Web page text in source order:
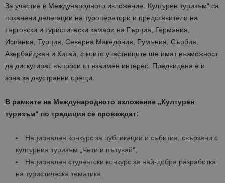
За участие в Международното изложение „Културен туризъм“ са
поканени делегации на туроператори и представители на
търговски и туристически камари на Гърция, Германия,
Испания, Турция, Северна Македония, Румъния, Сърбия,
Азербайджан и Китай, с които участниците ще имат възможност
да дискутират въпроси от взаимен интерес. Предвидена е и
зона за двустранни срещи.
В рамките на Международното изложение „Културен
туризъм“ по традиция се провеждат:
Национален конкурс за публикации и събития, свързани с
културния туризъм „Чети и пътувай“;
Национален студентски конкурс за най-добра разработка
на туристическа тематика.